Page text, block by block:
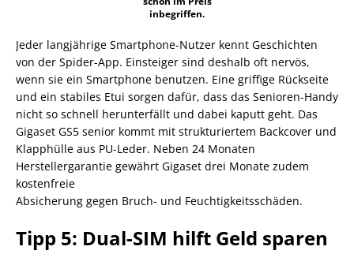
inbegriffen.
Jeder langjährige Smartphone-Nutzer kennt Geschichten
von der Spider-App. Einsteiger sind deshalb oft nervös,
wenn sie ein Smartphone benutzen. Eine griffige Rückseite
und ein stabiles Etui sorgen dafür, dass das Senioren-Handy
nicht so schnell herunterfällt und dabei kaputt geht. Das
Gigaset GS5 senior kommt mit strukturiertem Backcover und
Klapphülle aus PU-Leder. Neben 24 Monaten
Herstellergarantie gewährt Gigaset drei Monate zudem
kostenfreie
Absicherung gegen Bruch- und Feuchtigkeitsschäden.
Tipp 5: Dual-SIM hilft Geld sparen